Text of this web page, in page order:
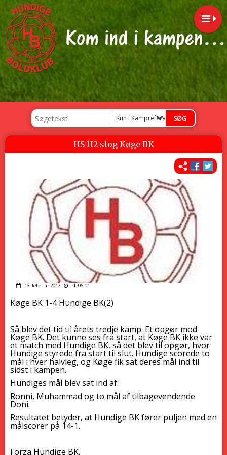
Kun i Kampreferat
HS H2 slog Køge BK
13. februar 2017 kl. 06:01
Køge BK 1-4 Hundige BK(2)
Så blev det tid til årets tredje kamp. Et opgør mod
Køge BK. Det kunne ses fra start, at Køge BK ikke var
et match med Hundige BK, så det blev til opgør, hvor
Hundige styrede fra start til slut. Hundige scorede to
mål i hver halvleg, og Køge fik sat deres mål ind til
sidst i kampen.
Hundiges mål blev sat ind af:
Ronni, Muhammad og to mål af tilbagevendende
Doni.
Resultatet betyder, at Hundige BK fører puljen med en
målscorer på 14-1.
Forza Hundige BK.